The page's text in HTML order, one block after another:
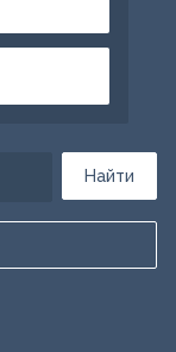
Найти